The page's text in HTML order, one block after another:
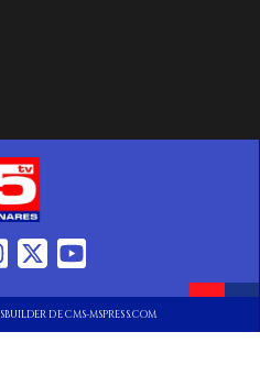
DE CMS-MSPRESS.COM